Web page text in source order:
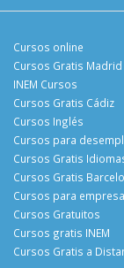
Cursos online
Cursos Gratis Madrid
INEM Cursos
Cursos Gratis Cádiz
Cursos Inglés
Cursos para
Cursos Gratis
Cursos Gratis
Cursos para
Cursos Gratuitos
Cursos gratis INEM
Cursos Gratis a